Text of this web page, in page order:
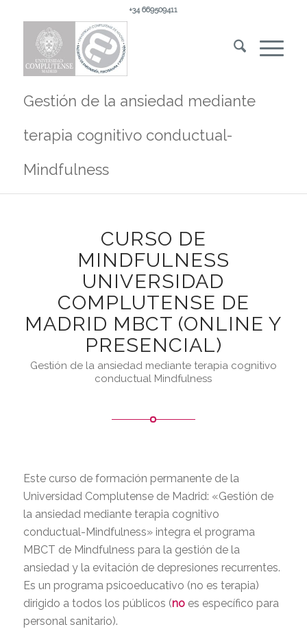
+34 669509411
Gestión de la ansiedad mediante
terapia cognitivo conductual-
Mindfulness
CURSO DE
MINDFULNESS
UNIVERSIDAD
COMPLUTENSE DE
MADRID MBCT (ONLINE Y
PRESENCIAL)
Gestión de la ansiedad mediante terapia cognitivo
conductual Mindfulness
Este curso de formación permanente de la
Universidad Complutense de Madrid: «Gestión de
la ansiedad mediante terapia cognitivo
conductual-Mindfulness» integra el programa
MBCT de Mindfulness para la gestión de la
ansiedad y la evitación de depresiones recurrentes.
Es un programa psicoeducativo (no es terapia)
dirigido a todos los públicos (noes específico para
personal sanitario).